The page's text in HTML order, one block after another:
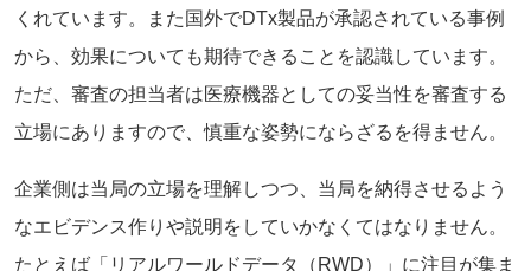
くれています。また国外でDTx製品が承認されている事例
から、効果についても期待できることを認識しています。
ただ、審査の担当者は医療機器としての妥当性を審査する
立場にありますので、慎重な姿勢にならざるを得ません。
企業側は当局の立場を理解しつつ、当局を納得させるよう
なエビデンス作りや説明をしていかなくてはなりません。
たとえば「リアルワールドデータ（RWD）」に注目が集ま